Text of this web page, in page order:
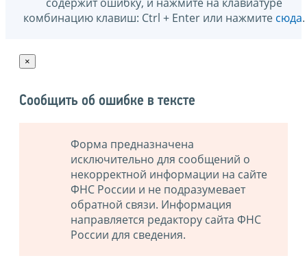
комбинацию клавиш: Ctrl + Enter или нажмите сюда.
×
Сообщить об ошибке в тексте
Форма предназначена
исключительно для сообщений о
некорректной информации на сайте
ФНС России и не подразумевает
обратной связи. Информация
направляется редактору сайта ФНС
России для сведения.